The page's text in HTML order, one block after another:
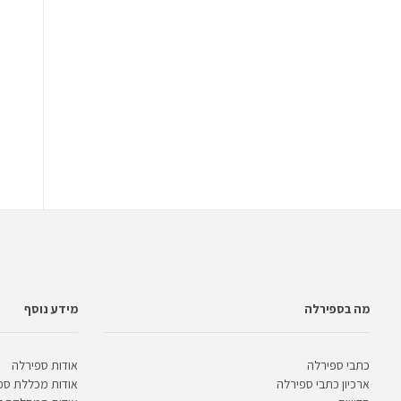
מידע נוסף
אודות ספירלה
אודות מכללת
מה בספירלה
כתבי ספירלה
ארכיון כתבי ספירלה